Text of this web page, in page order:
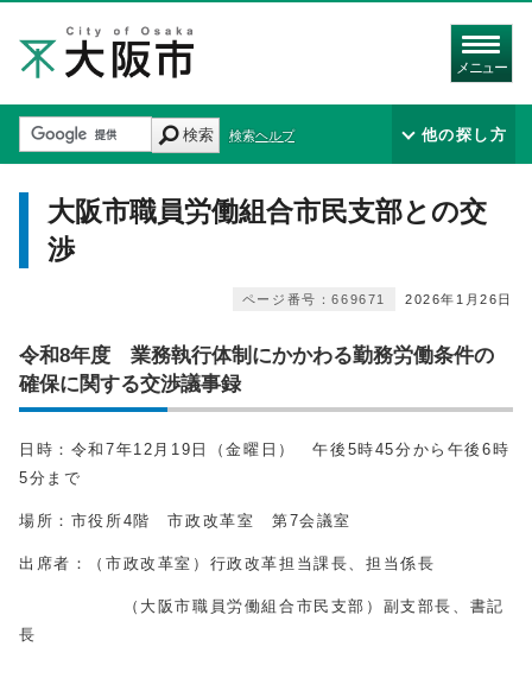
メニュー
検索 検索ヘルプ 他の探し方
大阪市職員労働組合市民支部との交
渉
2026年1月26日
ページ番号：669671
令和8年度 業務執行体制にかかわる勤務労働条件の
確保に関する交渉議事録
日時：令和7年12月19日（金曜日） 午後5時45分から午後6時
5分まで
場所：市役所4階 市政改革室 第7会議室
出席者：（市政改革室）行政改革担当課長、担当係長
（大阪市職員労働組合市民支部）副支部長、書記
長